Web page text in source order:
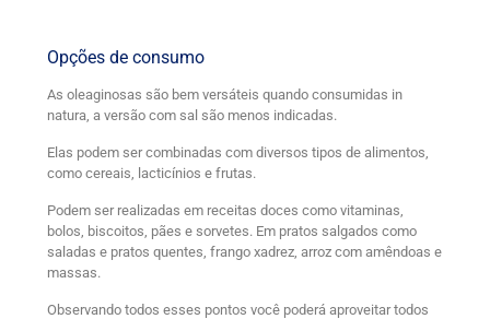
Opções de consumo
As oleaginosas são bem versáteis quando consumidas in
natura, a versão com sal são menos indicadas.
Elas podem ser combinadas com diversos tipos de alimentos,
como cereais, lacticínios e frutas.
Podem ser realizadas em receitas doces como vitaminas,
bolos, biscoitos, pães e sorvetes. Em pratos salgados como
saladas e pratos quentes, frango xadrez, arroz com amêndoas e
massas.
Observando todos esses pontos você poderá aproveitar todos